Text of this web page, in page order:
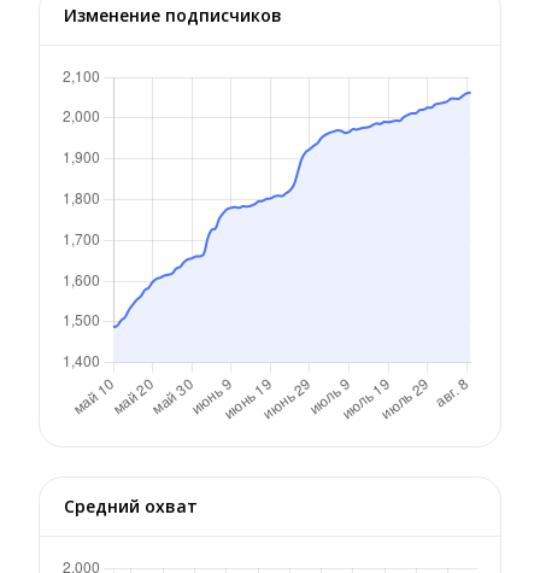
Изменение подписчиков
Средний охват